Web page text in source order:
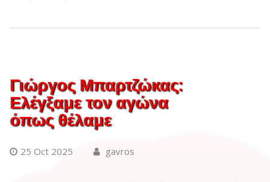
Γιώργος Μπαρτζώκας:
Ελέγξαμε τον αγώνα
όπως θέλαμε
25 Oct 2025 gavros